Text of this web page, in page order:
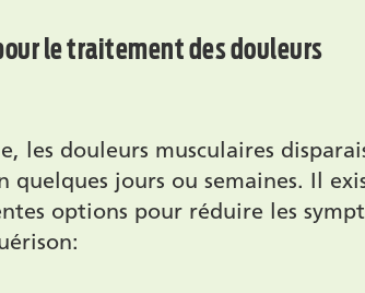
le traitement des douleurs
les douleurs musculaires
quelques jours ou semaines. Il
options pour réduire les